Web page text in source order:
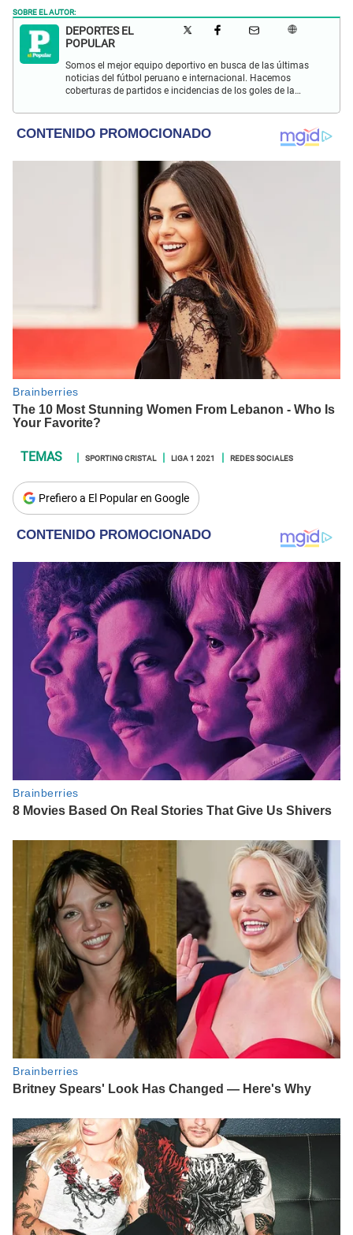
SOBRE EL AUTOR:
DEPORTES EL
POPULAR
Somos el mejor equipo deportivo en busca de las últimas
noticias del fútbol peruano e internacional. Hacemos
coberturas de partidos e incidencias de los goles de la
eventos deportivos.
SPORTING CRISTAL LIGA 1 2021 REDES SOCIALES
Prefiero a El Popular en Google